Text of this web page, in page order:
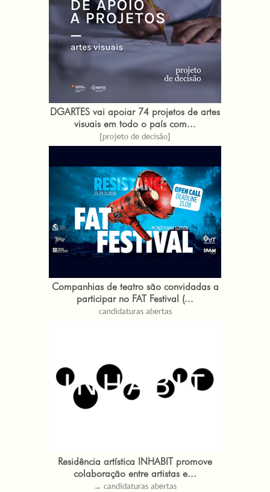
DGARTES vai apoiar 74 projetos de artes
visuais em todo o país com...
[projeto de decisão]
Companhias de teatro são convidadas a
participar no FAT Festival (...
candidaturas abertas
Residência artística INHABIT promove
colaboração entre artistas e...
→ candidaturas abertas